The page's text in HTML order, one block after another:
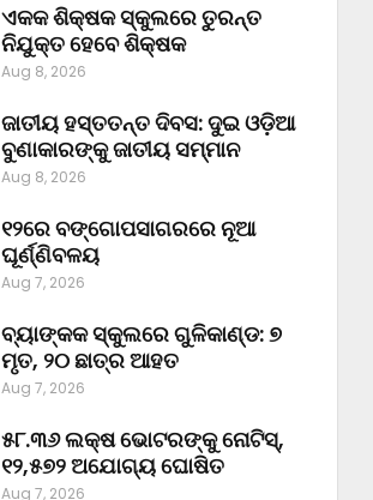
ଏକକ ଶିକ୍ଷକ ସ୍କୁଲରେ ତୁରନ୍ତ
ନିଯୁକ୍ତ ହେବେ ଶିକ୍ଷକ
Aug 8, 2026
ଜାତୀୟ ହସ୍ତତନ୍ତ ଦିବସ: ଦୁଇ ଓଡ଼ିଆ
ବୁଣାକାରଙ୍କୁ ଜାତୀୟ ସମ୍ମାନ
Aug 8, 2026
୧୨ରେ ବଙ୍ଗୋପସାଗରରେ ନୂଆ
ଘୂର୍ଣ୍ଣିବଳୟ
Aug 7, 2026
ବ୍ୟାଙ୍କକ ସ୍କୁଲରେ ଗୁଳିକାଣ୍ଡ: ୭
ମୃତ, ୨୦ ଛାତ୍ର ଆହତ
Aug 7, 2026
୫୮.୩୬ ଲକ୍ଷ ଭୋଟରଙ୍କୁ ନୋଟିସ୍‌,
୧୨,୫୭୨ ଅଯୋଗ୍ୟ ଘୋଷିତ
Aug 7, 2026